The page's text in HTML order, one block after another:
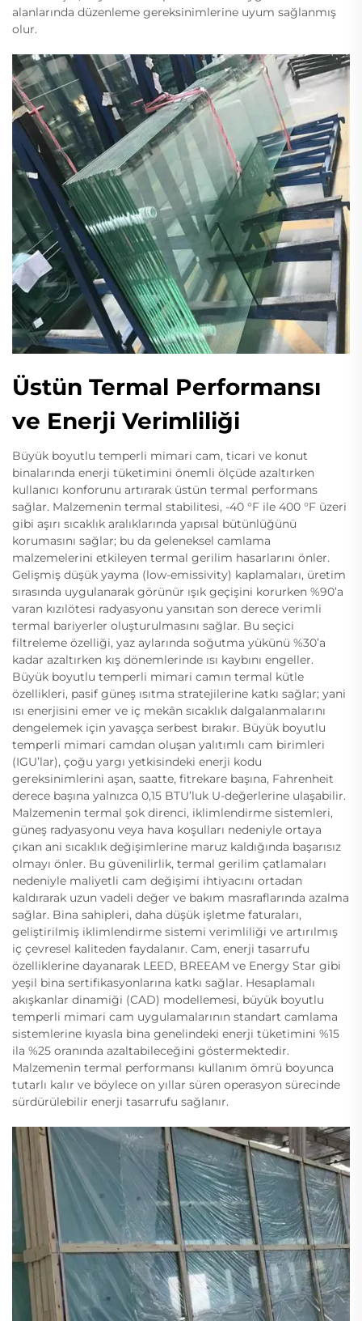
alanlarında düzenleme gereksinimlerine uyum sağlanmış
olur.
Üstün Termal Performansı
ve Enerji Verimliliği
Büyük boyutlu temperli mimari cam, ticari ve konut
binalarında enerji tüketimini önemli ölçüde azaltırken
kullanıcı konforunu artırarak üstün termal performans
sağlar. Malzemenin termal stabilitesi, -40 °F ile 400 °F üzeri
gibi aşırı sıcaklık aralıklarında yapısal bütünlüğünü
korumasını sağlar; bu da geleneksel camlama
malzemelerini etkileyen termal gerilim hasarlarını önler.
Gelişmiş düşük yayma (low-emissivity) kaplamaları, üretim
sırasında uygulanarak görünür ışık geçişini korurken %90’a
varan kızılötesi radyasyonu yansıtan son derece verimli
termal bariyerler oluşturulmasını sağlar. Bu seçici
filtreleme özelliği, yaz aylarında soğutma yükünü %30’a
kadar azaltırken kış dönemlerinde ısı kaybını engeller.
Büyük boyutlu temperli mimari camın termal kütle
özellikleri, pasif güneş ısıtma stratejilerine katkı sağlar; yani
ısı enerjisini emer ve iç mekân sıcaklık dalgalanmalarını
dengelemek için yavaşça serbest bırakır. Büyük boyutlu
temperli mimari camdan oluşan yalıtımlı cam birimleri
(IGU’lar), çoğu yargı yetkisindeki enerji kodu
gereksinimlerini aşan, saatte, fitrekare başına, Fahrenheit
derece başına yalnızca 0,15 BTU’luk U-değerlerine ulaşabilir.
Malzemenin termal şok direnci, iklimlendirme sistemleri,
güneş radyasyonu veya hava koşulları nedeniyle ortaya
çıkan ani sıcaklık değişimlerine maruz kaldığında başarısız
olmayı önler. Bu güvenilirlik, termal gerilim çatlamaları
nedeniyle maliyetli cam değişimi ihtiyacını ortadan
kaldırarak uzun vadeli değer ve bakım masraflarında azalma
sağlar. Bina sahipleri, daha düşük işletme faturaları,
geliştirilmiş iklimlendirme sistemi verimliliği ve artırılmış
iç çevresel kaliteden faydalanır. Cam, enerji tasarrufu
özelliklerine dayanarak LEED, BREEAM ve Energy Star gibi
yeşil bina sertifikasyonlarına katkı sağlar. Hesaplamalı
akışkanlar dinamiği (CAD) modellemesi, büyük boyutlu
temperli mimari cam uygulamalarının standart camlama
sistemlerine kıyasla bina genelindeki enerji tüketimini %15
ila %25 oranında azaltabileceğini göstermektedir.
Malzemenin termal performansı kullanım ömrü boyunca
tutarlı kalır ve böylece on yıllar süren operasyon sürecinde
sürdürülebilir enerji tasarrufu sağlanır.